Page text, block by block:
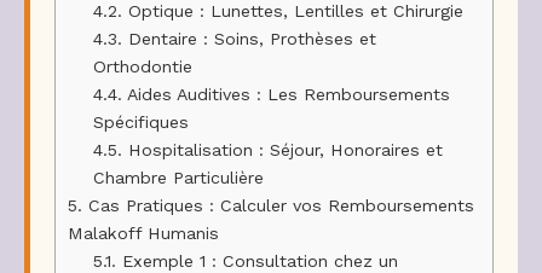
4.2. Optique : Lunettes, Lentilles et Chirurgie
4.3. Dentaire : Soins, Prothèses et
Orthodontie
4.4. Aides Auditives : Les Remboursements
Spécifiques
4.5. Hospitalisation : Séjour, Honoraires et
Chambre Particulière
5. Cas Pratiques : Calculer vos Remboursements
Malakoff Humanis
5.1. Exemple 1 : Consultation chez un